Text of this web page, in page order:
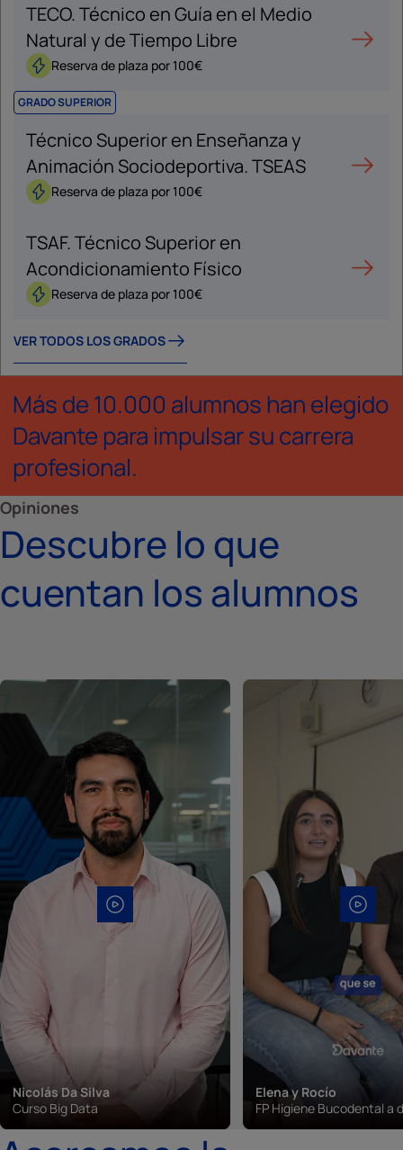
TECO. Técnico en Guía en el Medio
Natural y de Tiempo Libre
Reserva de plaza por 100€
GRADO SUPERIOR
Técnico Superior en Enseñanza y
Animación Sociodeportiva. TSEAS
Reserva de plaza por 100€
TSAF. Técnico Superior en
Acondicionamiento Físico
Reserva de plaza por 100€
VER TODOS LOS GRADOS
Más de 10.000 alumnos han elegido
Davante para impulsar su carrera
profesional.
Opiniones
Descubre lo que
cuentan los alumnos
Nicolás Da Silva
Curso Big Data
Elena y Rocío
FP Higiene Bucodental a